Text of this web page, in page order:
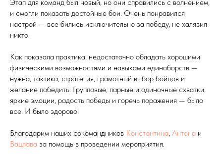
Этап для команд был новый, но они справились с волнением,
и смогли показать достойные бои. Очень понравился
настрой — все бились исключительно за победу, не халявил
никто.
Как показала практика, недостаточно обладать хорошими
физическими возможностями и навыками единоборств —
нужна, тактика, стратегия, грамотный выбор бойцов и
желание победить. Групповые, парные и одиночные схватки,
яркие эмоции, радость победы и горечь поражения — было
все. И было здорово!
Благодарим наших сокомандников Константина, Антона и
Вацлава за помощь в проведении мероприятия.